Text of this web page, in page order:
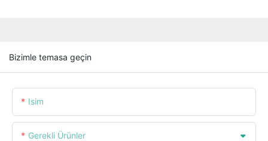
Bizimle temasa geçin
Isim
Gerekli Ürünler